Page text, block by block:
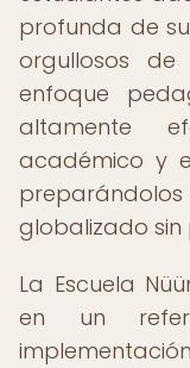
profunda de
orgullosos de
enfoque
altamente
académico y
globalizado sin
La Escuela
en un